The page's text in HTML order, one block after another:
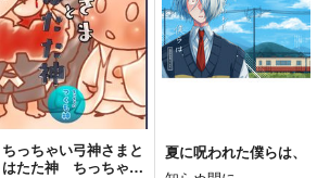
ちっちゃい弓神さまと
はたた神 ちっちゃい
夏に呪われた僕らは、